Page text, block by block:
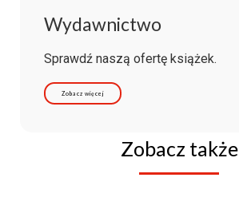
Wydawnictwo
Sprawdź naszą ofertę książek.
Zobacz więcej
Zobacz także